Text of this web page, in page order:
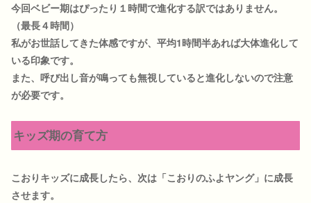
今回ベビー期はぴったり１時間で進化する訳ではありません。
（最長４時間）
私がお世話してきた体感ですが、平均1時間半あれば大体進化して
いる印象です。
また、呼び出し音が鳴っても無視していると進化しないので注意
が必要です。
キッズ期の育て方
こおりキッズに成長したら、次は「こおりのふよヤング」に成長
させます。